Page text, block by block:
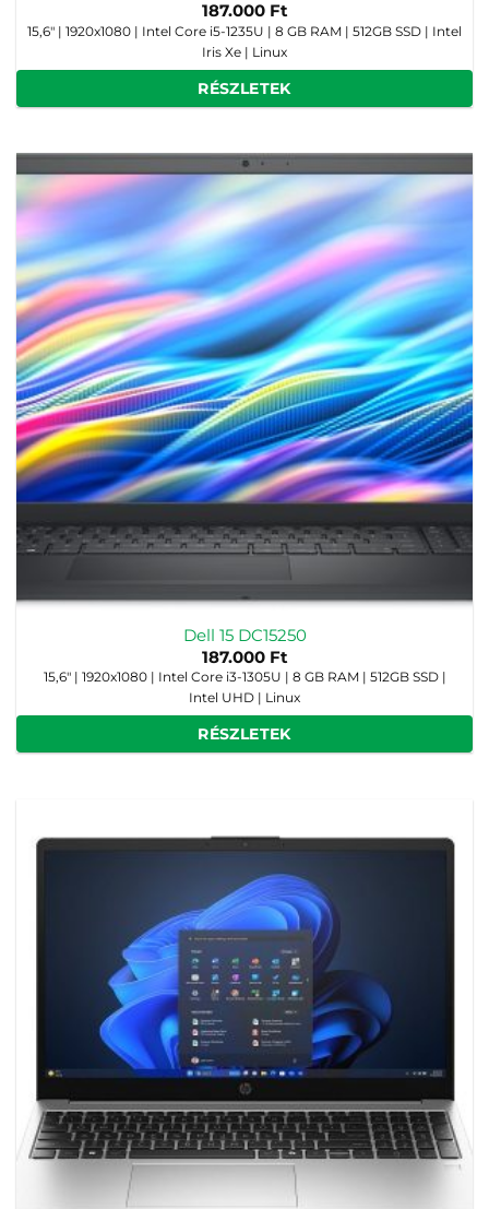
187.000 Ft
15,6" | 1920x1080 | Intel Core i5-1235U | 8 GB RAM | 512GB SSD | Intel
Iris Xe | Linux
RÉSZLETEK
Dell 15 DC15250
187.000 Ft
15,6" | 1920x1080 | Intel Core i3-1305U | 8 GB RAM | 512GB SSD |
Intel UHD | Linux
RÉSZLETEK